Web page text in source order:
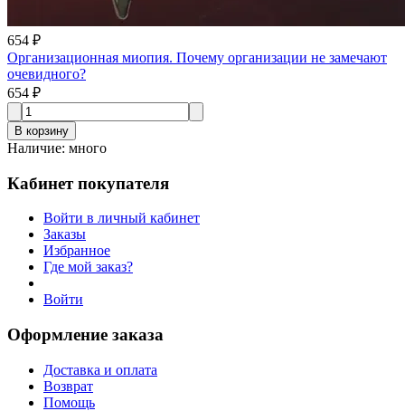
654 ₽
Организационная миопия. Почему организации не замечают
очевидного?
654 ₽
В корзину
Наличие: много
Кабинет покупателя
Войти в личный кабинет
Заказы
Избранное
Где мой заказ?
Войти
Оформление заказа
Доставка и оплата
Возврат
Помощь